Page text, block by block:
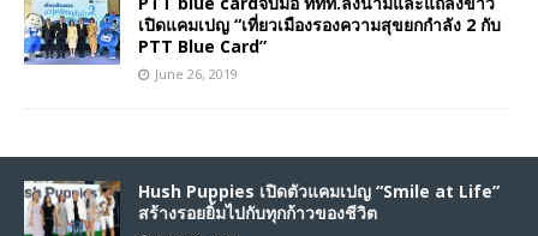
เปิดแคมเปญ “เที่ยวเมืองรองความสุขยกกำลัง 2 กับ
PTT Blue Card”
June 26, 2019
Hush Puppies เปิดตัวแคมเปญ “Smile at Life”
สร้างรอยยิ้มไปกับทุกก้าวของชีวิต